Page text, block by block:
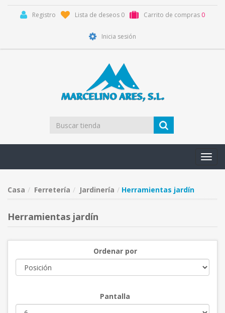
Registro Lista de deseos 0 Carrito de compras 0
Inicia sesión
Casa Ferretería Jardinería Herramientas jardín
Herramientas jardín
Ordenar por
Pantalla